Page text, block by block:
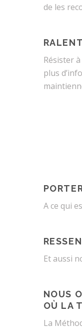
de les
Résister
plus
A ce qui
Et aussi
NOUS
OÙ LA
La